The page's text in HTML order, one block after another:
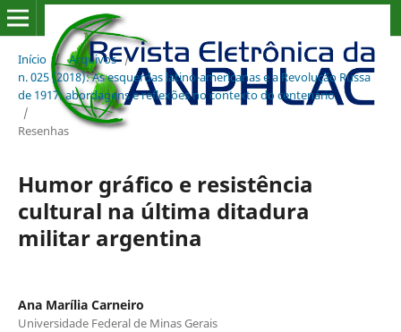
Início / Arquivos /
n. 025 (2018): As esquerdas latino-americanas e a Revolução Russa
de 1917: abordagens e reflexões no contexto do centenário
/
Resenhas
Humor gráfico e resistência
cultural na última ditadura
militar argentina
Ana Marília Carneiro
Universidade Federal de Minas Gerais